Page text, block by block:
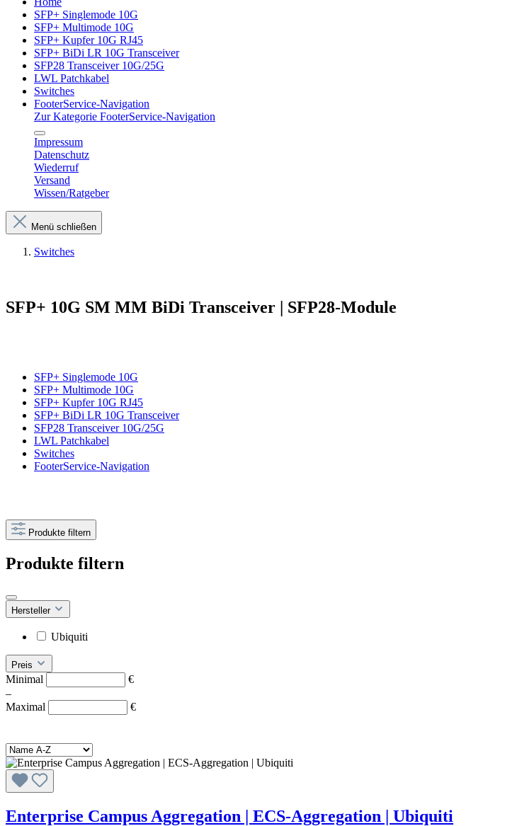
SFP+ Singlemode 10G
SFP+ Multimode 10G
SFP+ Kupfer 10G RJ45
SFP+ BiDi LR 10G Transceiver
SFP28 Transceiver 10G/25G
LWL Patchkabel
Switches
FooterService-Navigation
Zur Kategorie FooterService-Navigation
Impressum
Datenschutz
Wiederruf
Versand
Wissen/Ratgeber
Menü schließen
Switches
SFP+ 10G SM MM BiDi Transceiver | SFP28-Module
SFP+ Singlemode 10G
SFP+ Multimode 10G
SFP+ Kupfer 10G RJ45
SFP+ BiDi LR 10G Transceiver
SFP28 Transceiver 10G/25G
LWL Patchkabel
Switches
FooterService-Navigation
Produkte filtern
Produkte filtern
Hersteller
Ubiquiti
Preis
Minimal
€
–
Maximal
€
Enterprise Campus Aggregation | ECS‑Aggregation | Ubiquiti